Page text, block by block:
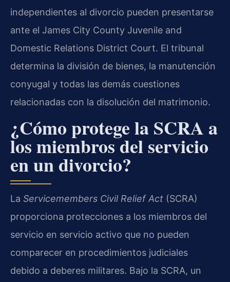
independientes al divorcio pueden presentarse
ante el James City County Juvenile and
Domestic Relations District Court. El tribunal
determina la división de bienes, la manutención
conyugal y todas las demás cuestiones
relacionadas con la disolución del matrimonio.
¿Cómo protege la SCRA a
los miembros del servicio
en un divorcio?
La Servicemembers Civil Relief Act (SCRA)
proporciona protecciones a los miembros del
servicio en servicio activo que no pueden
comparecer en procedimientos judiciales
debido a deberes militares. Bajo la SCRA, un